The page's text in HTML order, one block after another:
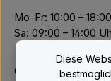
Mo–Fr: 10:00 –
Sa: 09:00 – 14:00
Oder über unser
Diese